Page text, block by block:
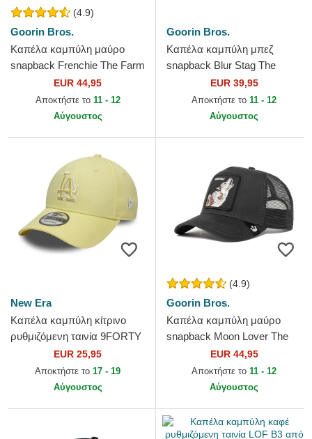
(4.9)
Goorin Bros.
Καπέλα καμπύλη μαύρο
snapback Frenchie The Farm
Goorin Bros.EUR 44,95
Αποκτήστε το 11 - 12
Αύγουστος
Goorin Bros.
Καπέλα καμπύλη μπεζ
snapback Blur Stag The
Farm Goorin Bros.
EUR 39,95
Αποκτήστε το 11 - 12
Αύγουστος
New Era
Καπέλα καμπύλη κίτρινο
ρυθμιζόμενη ταινία 9FORTY
Team Outline από Los
Angeles Dodgers MLB από
EUR 25,95
Αποκτήστε το 17 - 19
Αύγουστος
(4.9)
Goorin Bros.
Καπέλα καμπύλη μαύρο
snapback Moon Lover The
Farm Goorin Bros.
EUR 44,95
Αποκτήστε το 11 - 12
Αύγουστος